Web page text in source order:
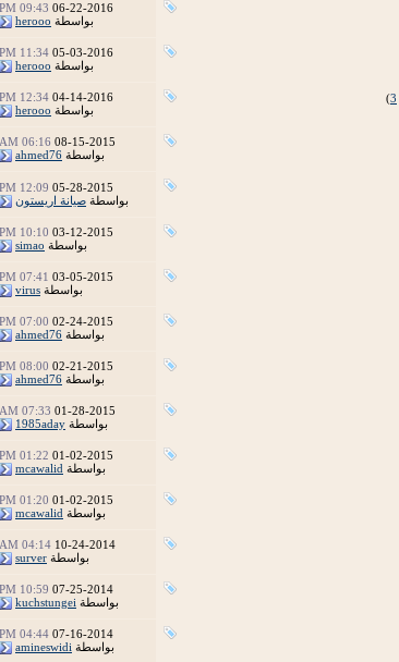
06-22-2016
09:43 PM
بواسطة herooo
05-03-2016
11:34 PM
بواسطة herooo
3
)
04-14-2016
12:34 PM
بواسطة herooo
08-15-2015
06:16 AM
بواسطة ahmed76
05-28-2015
12:09 PM
بواسطة صيانة اريستون
03-12-2015
10:10 PM
بواسطة simao
03-05-2015
07:41 PM
بواسطة virus
02-24-2015
07:00 PM
بواسطة ahmed76
02-21-2015
08:00 PM
بواسطة ahmed76
01-28-2015
07:33 AM
بواسطة 1985aday
01-02-2015
01:22 PM
بواسطة mcawalid
01-02-2015
01:20 PM
بواسطة mcawalid
10-24-2014
04:14 AM
بواسطة surver
07-25-2014
10:59 PM
بواسطة kuchstungei
07-16-2014
04:44 PM
بواسطة amineswidi